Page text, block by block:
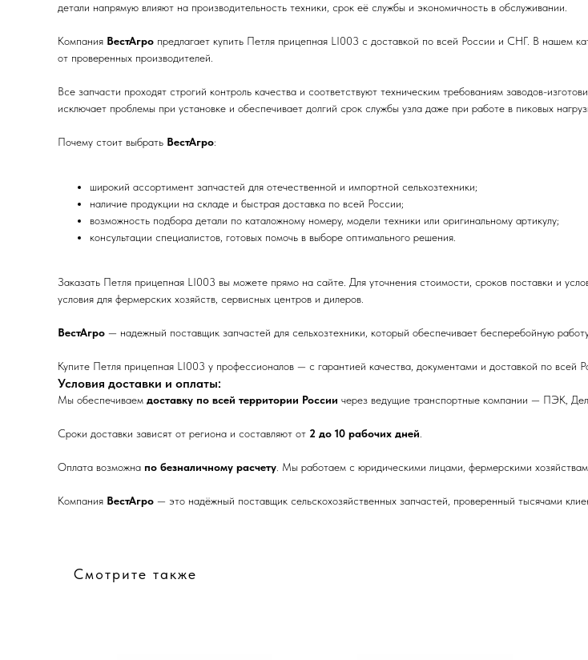
детали напрямую влияют на производительность техники, срок её службы и экономичность в обслуживании.
Компания ВестАгро предлагает купить Петля прицепная LI003 с доставкой по всей России и СНГ. В нашем
от проверенных производителей.
Все запчасти проходят строгий контроль качества и соответствуют техническим требованиям заводов-
исключает проблемы при установке и обеспечивает долгий срок службы узла даже при работе в пиковых
Почему стоит выбрать ВестАгро:
широкий ассортимент запчастей для отечественной и импортной сельхозтехники;
наличие продукции на складе и быстрая доставка по всей России;
возможность подбора детали по каталожному номеру, модели техники или оригинальному артикулу;
консультации специалистов, готовых помочь в выборе оптимального решения.
Заказать Петля прицепная LI003 вы можете прямо на сайте. Для уточнения стоимости, сроков поставки и
условия для фермерских хозяйств, сервисных центров и дилеров.
ВестАгро — надежный поставщик запчастей для сельхозтехники, который обеспечивает бесперебойную
Купите Петля прицепная LI003 у профессионалов — с гарантией качества, документами и доставкой по всей
Условия доставки и оплаты:
Мы обеспечиваем доставку по всей территории России через ведущие транспортные компании — ПЭК,
Сроки доставки зависят от региона и составляют от 2 до 10 рабочих дней
Оплата возможна по безналичному расчету . Мы работаем с юридическими лицами, фермерскими
Компания ВестАгро — это надёжный поставщик сельскохозяйственных запчастей, проверенный тысячами
Смотрите также